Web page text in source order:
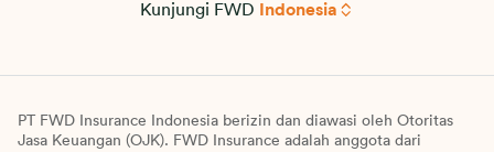
Kunjungi FWD Indonesia
PT FWD Insurance Indonesia berizin dan diawasi oleh Otoritas
Jasa Keuangan (OJK). FWD Insurance adalah anggota dari